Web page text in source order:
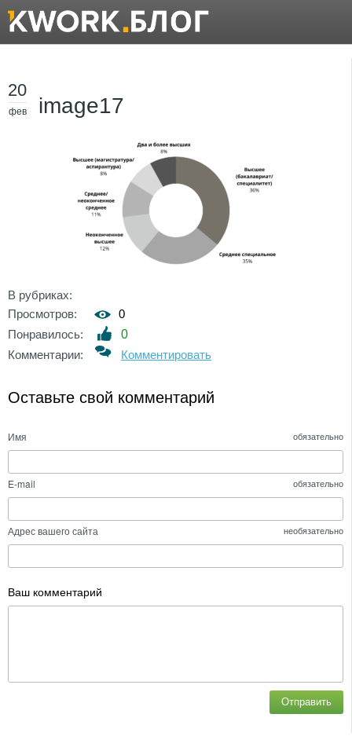
20
фев image17
В рубриках:
Просмотров:
0
Понравилось:
0
Комментарии:
Комментировать
Оставьте свой комментарий
Имя обязательно
E-mail обязательно
Адрес вашего сайта необязательно
Ваш комментарий
Отправить